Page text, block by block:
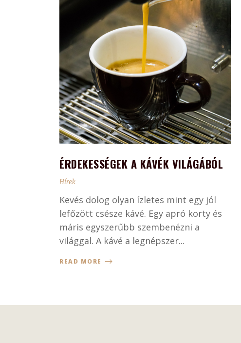
ÉRDEKESSÉGEK A KÁVÉK VILÁGÁBÓL
Hírek
Kevés dolog olyan ízletes mint egy jól
lefőzött csésze kávé. Egy apró korty és
máris egyszerűbb szembenézni a
világgal. A kávé a legnépszer...
READ MORE